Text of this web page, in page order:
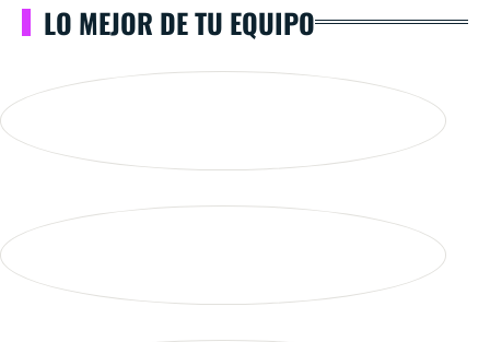
LO MEJOR DE TU EQUIPO